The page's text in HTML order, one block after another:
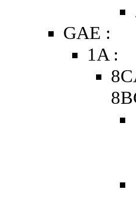
GAE :
1A :